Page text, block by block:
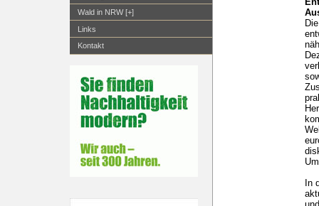
Wald in NRW [+]
Links
Kontakt
In